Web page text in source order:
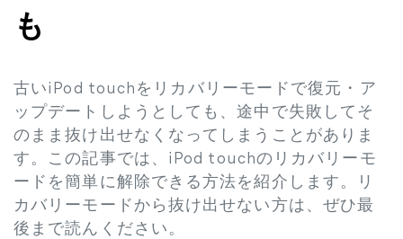
も
古いiPod touchをリカバリーモードで復元・ア
ップデートしようとしても、途中で失敗してそ
のまま抜け出せなくなってしまうことがありま
す。この記事では、iPod touchのリカバリーモ
ードを簡単に解除できる方法を紹介します。リ
カバリーモードから抜け出せない方は、ぜひ最
後まで読んください。